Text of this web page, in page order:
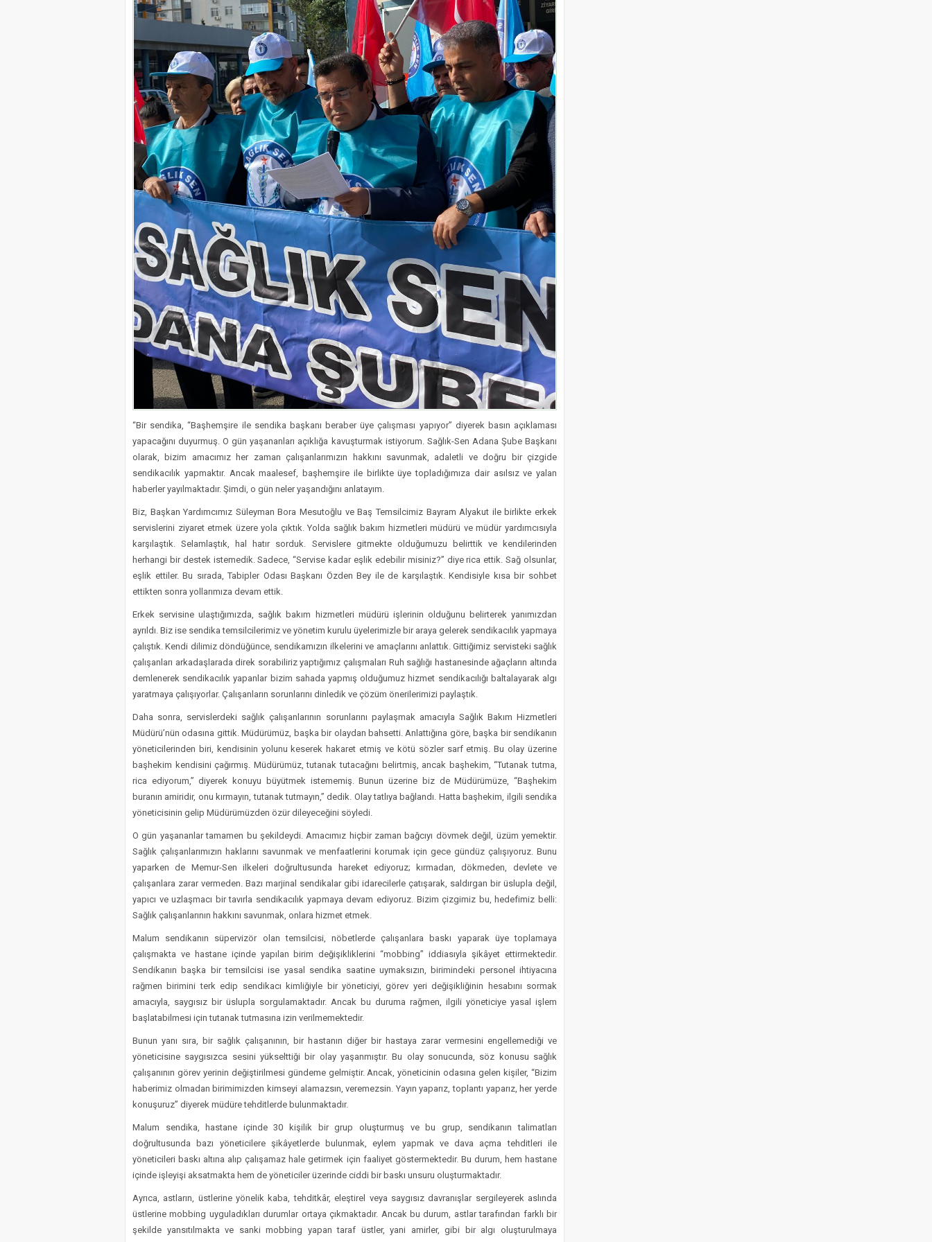
“Bir sendika, “Başhemşire ile sendika başkanı beraber üye çalışması yapıyor” diyerek basın açıklaması
yapacağını duyurmuş. O gün yaşananları açıklığa kavuşturmak istiyorum. Sağlık-Sen Adana Şube Başkanı
olarak, bizim amacımız her zaman çalışanlarımızın hakkını savunmak, adaletli ve doğru bir çizgide
sendikacılık yapmaktır. Ancak maalesef, başhemşire ile birlikte üye topladığımıza dair asılsız ve yalan
haberler yayılmaktadır. Şimdi, o gün neler yaşandığını anlatayım.
Biz, Başkan Yardımcımız Süleyman Bora Mesutoğlu ve Baş Temsilcimiz Bayram Alyakut ile birlikte erkek
servislerini ziyaret etmek üzere yola çıktık. Yolda sağlık bakım hizmetleri müdürü ve müdür yardımcısıyla
karşılaştık. Selamlaştık, hal hatır sorduk. Servislere gitmekte olduğumuzu belirttik ve kendilerinden
herhangi bir destek istemedik. Sadece, “Servise kadar eşlik edebilir misiniz?” diye rica ettik. Sağ olsunlar,
eşlik ettiler. Bu sırada, Tabipler Odası Başkanı Özden Bey ile de karşılaştık. Kendisiyle kısa bir sohbet
ettikten sonra yollarımıza devam ettik.
Erkek servisine ulaştığımızda, sağlık bakım hizmetleri müdürü işlerinin olduğunu belirterek yanımızdan
ayrıldı. Biz ise sendika temsilcilerimiz ve yönetim kurulu üyelerimizle bir araya gelerek sendikacılık yapmaya
çalıştık. Kendi dilimiz döndüğünce, sendikamızın ilkelerini ve amaçlarını anlattık. Gittiğimiz servisteki sağlık
çalışanları arkadaşlarada direk sorabiliriz yaptığımız çalışmaları Ruh sağlığı hastanesinde ağaçların altında
demlenerek sendikacılık yapanlar bizim sahada yapmış olduğumuz hizmet sendikacılığı baltalayarak algı
yaratmaya çalışıyorlar. Çalışanların sorunlarını dinledik ve çözüm önerilerimizi paylaştık.
Daha sonra, servislerdeki sağlık çalışanlarının sorunlarını paylaşmak amacıyla Sağlık Bakım Hizmetleri
Müdürü’nün odasına gittik. Müdürümüz, başka bir olaydan bahsetti. Anlattığına göre, başka bir sendikanın
yöneticilerinden biri, kendisinin yolunu keserek hakaret etmiş ve kötü sözler sarf etmiş. Bu olay üzerine
başhekim kendisini çağırmış. Müdürümüz, tutanak tutacağını belirtmiş, ancak başhekim, “Tutanak tutma,
rica ediyorum,” diyerek konuyu büyütmek istememiş. Bunun üzerine biz de Müdürümüze, “Başhekim
buranın amiridir, onu kırmayın, tutanak tutmayın,” dedik. Olay tatlıya bağlandı. Hatta başhekim, ilgili sendika
yöneticisinin gelip Müdürümüzden özür dileyeceğini söyledi.
O gün yaşananlar tamamen bu şekildeydi. Amacımız hiçbir zaman bağcıyı dövmek değil, üzüm yemektir.
Sağlık çalışanlarımızın haklarını savunmak ve menfaatlerini korumak için gece gündüz çalışıyoruz. Bunu
yaparken de Memur-Sen ilkeleri doğrultusunda hareket ediyoruz; kırmadan, dökmeden, devlete ve
çalışanlara zarar vermeden. Bazı marjinal sendikalar gibi idarecilerle çatışarak, saldırgan bir üslupla değil,
yapıcı ve uzlaşmacı bir tavırla sendikacılık yapmaya devam ediyoruz. Bizim çizgimiz bu, hedefimiz belli:
Sağlık çalışanlarının hakkını savunmak, onlara hizmet etmek.
Malum sendikanın süpervizör olan temsilcisi, nöbetlerde çalışanlara baskı yaparak üye toplamaya
çalışmakta ve hastane içinde yapılan birim değişikliklerini “mobbing” iddiasıyla şikâyet ettirmektedir.
Sendikanın başka bir temsilcisi ise yasal sendika saatine uymaksızın, birimindeki personel ihtiyacına
rağmen birimini terk edip sendikacı kimliğiyle bir yöneticiyi, görev yeri değişikliğinin hesabını sormak
amacıyla, saygısız bir üslupla sorgulamaktadır. Ancak bu duruma rağmen, ilgili yöneticiye yasal işlem
başlatabilmesi için tutanak tutmasına izin verilmemektedir.
Bunun yanı sıra, bir sağlık çalışanının, bir hastanın diğer bir hastaya zarar vermesini engellemediği ve
yöneticisine saygısızca sesini yükselttiği bir olay yaşanmıştır. Bu olay sonucunda, söz konusu sağlık
çalışanının görev yerinin değiştirilmesi gündeme gelmiştir. Ancak, yöneticinin odasına gelen kişiler, “Bizim
haberimiz olmadan birimimizden kimseyi alamazsın, veremezsin. Yayın yaparız, toplantı yaparız, her yerde
konuşuruz” diyerek müdüre tehditlerde bulunmaktadır.
Malum sendika, hastane içinde 30 kişilik bir grup oluşturmuş ve bu grup, sendikanın talimatları
doğrultusunda bazı yöneticilere şikâyetlerde bulunmak, eylem yapmak ve dava açma tehditleri ile
yöneticileri baskı altına alıp çalışamaz hale getirmek için faaliyet göstermektedir. Bu durum, hem hastane
içinde işleyişi aksatmakta hem de yöneticiler üzerinde ciddi bir baskı unsuru oluşturmaktadır.
Ayrıca, astların, üstlerine yönelik kaba, tehditkâr, eleştirel veya saygısız davranışlar sergileyerek aslında
üstlerine mobbing uyguladıkları durumlar ortaya çıkmaktadır. Ancak bu durum, astlar tarafından farklı bir
şekilde yansıtılmakta ve sanki mobbing yapan taraf üstler, yani amirler, gibi bir algı oluşturulmaya